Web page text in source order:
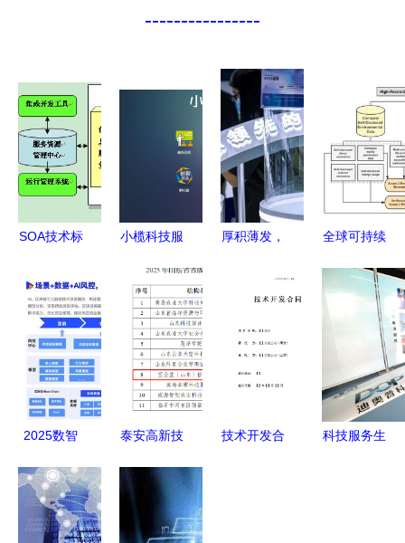
----------------
SOA技术标
用中的实践
与价值
小榄科技服
领技术服务
与技术开发
新风潮
厚积薄发，
构锂电未来
全球可持续
满落幕，首
发中国企业
碳数据库与
空地一体技
术成果
2025数智
发展报告重
磅发布 技
泰安高新技
区 园区新
闻 高新区
技术开发合
科技服务生